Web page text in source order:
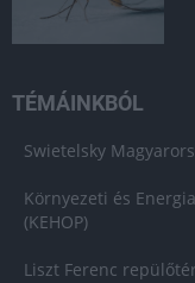
TÉMÁINKBÓL
Swietelsky
Környezeti és
(KEHOP)
Liszt Ferenc repülőtér